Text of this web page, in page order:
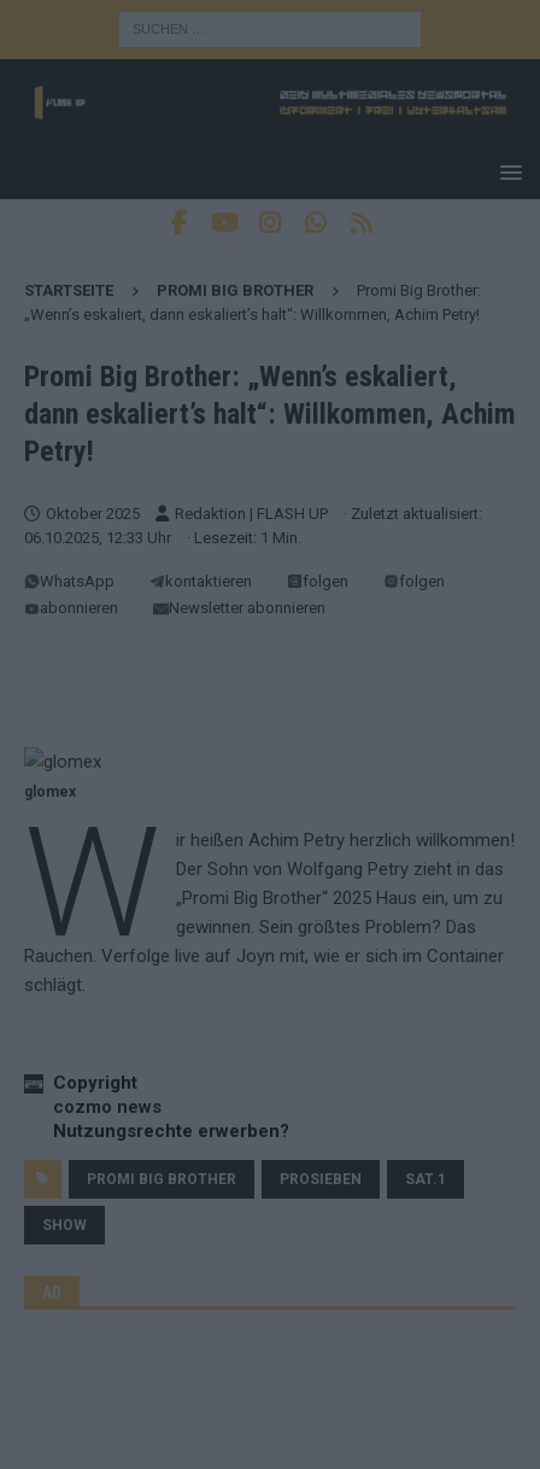
STARTSEITE PROMI BIG BROTHER
Promi Big Brother:
„Wenn’s eskaliert, dann eskaliert’s halt“: Willkommen, Achim Petry!
Promi Big Brother: „Wenn’s eskaliert,
dann eskaliert’s halt“: Willkommen, Achim
Petry!
Oktober 2025 Redaktion | FLASH UP
· Zuletzt aktualisiert:
06.10.2025, 12:33 Uhr
· Lesezeit: 1 Min.
WhatsApp kontaktieren folgen
folgen
abonnieren
Newsletter abonnieren
glomex
W
ir heißen Achim Petry herzlich willkommen!
Der Sohn von Wolfgang Petry zieht in das
„Promi Big Brother“ 2025 Haus ein, um zu
gewinnen. Sein größtes Problem? Das
Rauchen. Verfolge live auf Joyn mit, wie er sich im Container
schlägt.
Copyright
cozmo news
Nutzungsrechte erwerben?
PROMI BIG BROTHER PROSIEBEN SAT.1
SHOW
AD